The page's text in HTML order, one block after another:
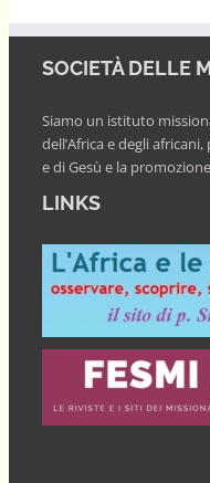
SOCIETÀ DELLE
Siamo un istituto
dell’Africa e degli
e di Gesù e la
LINKS